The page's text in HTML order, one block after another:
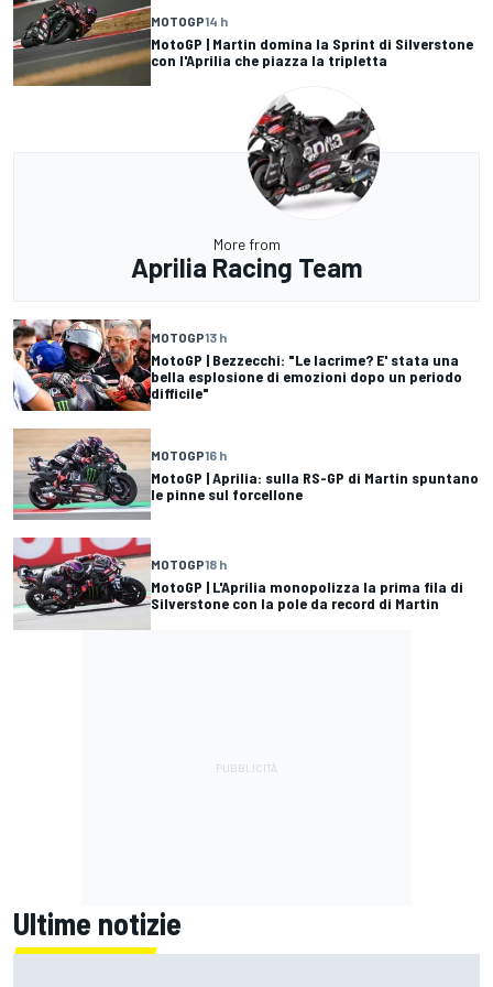
MOTOGP14 h
MotoGP | Martin domina la Sprint di Silverstone
con l'Aprilia che piazza la tripletta
More from
Aprilia Racing Team
MOTOGP13 h
MotoGP | Bezzecchi: "Le lacrime? E' stata una
bella esplosione di emozioni dopo un periodo
difficile"
MOTOGP16 h
MotoGP | Aprilia: sulla RS-GP di Martin spuntano
le pinne sul forcellone
MOTOGP18 h
MotoGP | L'Aprilia monopolizza la prima fila di
Silverstone con la pole da record di Martin
Ultime notizie